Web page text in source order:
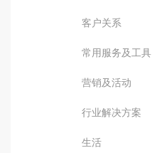
客户关系
常用服务及工具
营销及活动
行业解决方案
生活